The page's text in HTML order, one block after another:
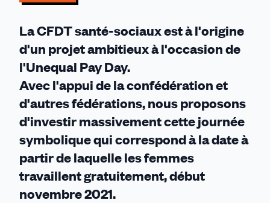
La CFDT santé-sociaux est à l'origine
d'un projet ambitieux à l'occasion de
l'Unequal Pay Day.
Avec l'appui de la confédération et
d'autres fédérations, nous proposons
d'investir massivement cette journée
symbolique qui correspond à la date à
partir de laquelle les femmes
travaillent gratuitement, début
novembre 2021.